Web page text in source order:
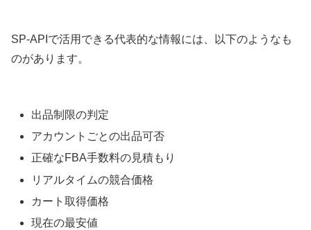
SP-APIで活用できる代表的な情報には、以下のようなも
のがあります。
出品制限の判定
アカウントごとの出品可否
正確なFBA手数料の見積もり
リアルタイムの競合価格
カート取得価格
現在の最安値